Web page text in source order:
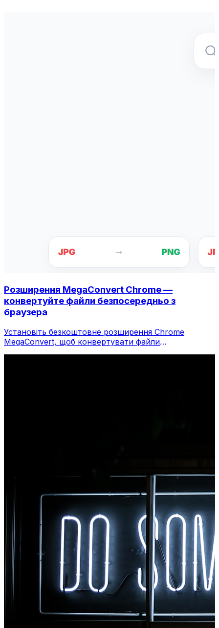
Розширення MegaConvert Chrome —
конвертуйте файли безпосередньо з
браузера
Установіть безкоштовне розширення Chrome
MegaConvert, щоб конвертувати файли